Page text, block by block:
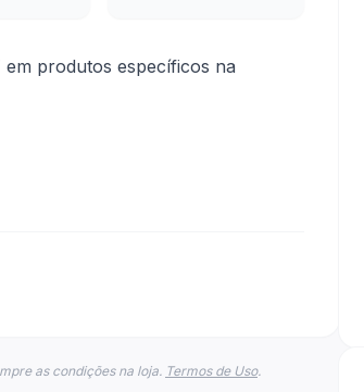
produtos específicos na
total do carrinho, não foram
cupom.
as condições na loja. Termos de Uso.